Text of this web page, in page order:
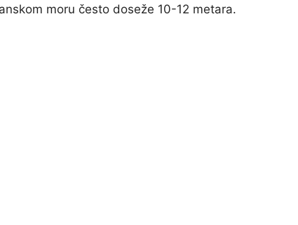
moru često doseže 10-12 metara.